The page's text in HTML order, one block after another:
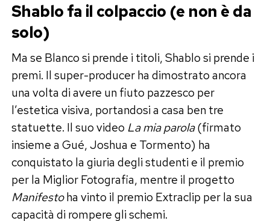
Shablo fa il colpaccio (e non è da
solo)
Ma se Blanco si prende i titoli, Shablo si prende i
premi. Il super-producer ha dimostrato ancora
una volta di avere un fiuto pazzesco per
l’estetica visiva, portandosi a casa ben tre
statuette. Il suo video La mia parola(firmato
insieme a Gué, Joshua e Tormento) ha
conquistato la giuria degli studenti e il premio
per la Miglior Fotografia, mentre il progetto
Manifestoha vinto il premio Extraclip per la sua
capacità di rompere gli schemi.